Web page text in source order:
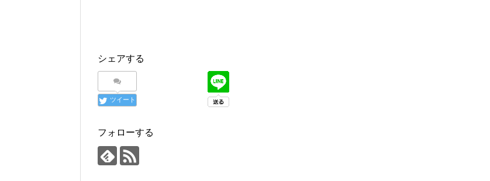
シェアする
ツイート
フォローする